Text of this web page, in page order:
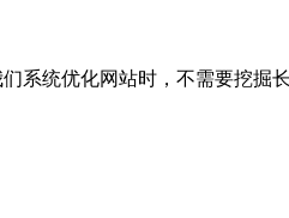
系统优化网站时，不需要挖